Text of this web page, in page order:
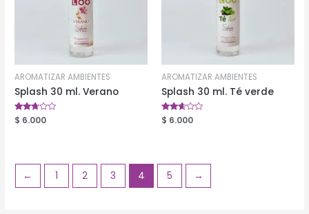
AROMATIZAR AMBIENTES
Splash 30 ml. Verano
Valorado
en
$ 6.000
AROMATIZAR AMBIENTES
Splash 30 ml. Té verde
Valorado
en
$ 6.000
← 1 2 3 4 5 →